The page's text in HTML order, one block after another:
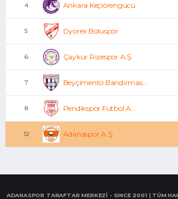
4 Ankara Keçiörengücü
5 Dyorex Boluspor
6 Çaykur Rizespor A.Ş.
7 Beyçimento Bandırmas...
8 Pendikspor Futbol A....
12 Adanaspor A.Ş.
ADANASPOR TARAFTAR MERKEZİ - SINCE 2001 | TÜM